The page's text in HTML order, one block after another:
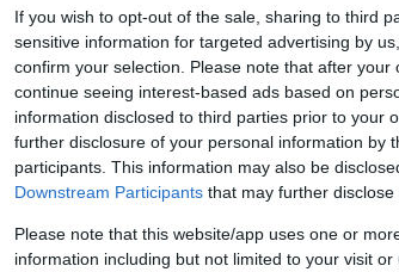
If you wish to opt-out of the sale, sharing to third
sensitive information for targeted advertising by
confirm your selection. Please note that after
continue seeing interest-based ads based on
information disclosed to third parties prior to your
further disclosure of your personal information by
participants. This information may also be
Downstream Participants that may further
Please note that this website/app uses one or
information including but not limited to your visit
romlásához. Mi történik ilyenkor valójában?
egészséges életmód gyomorfájás
tüneteigyomorfekély tünetei